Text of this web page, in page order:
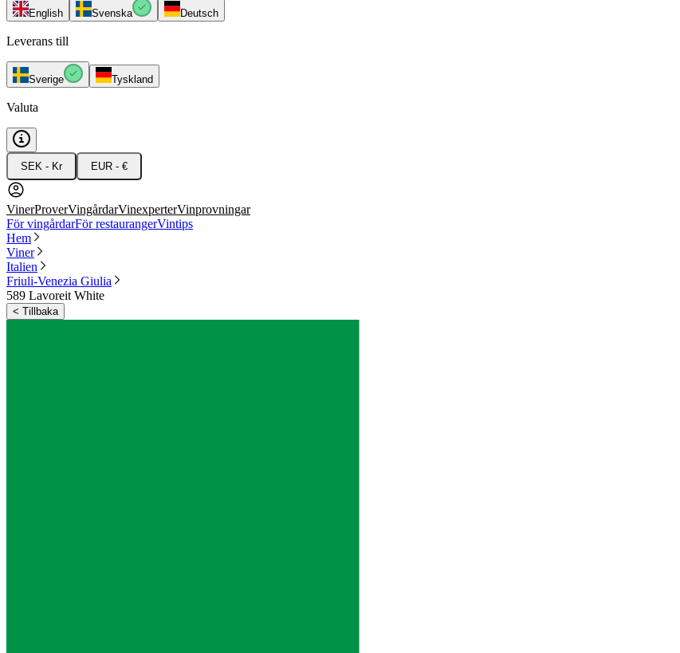
English Svenska Deutsch
Leverans till
Sverige Tyskland
Valuta
SEK - Kr EUR - €
VinerProverVingårdarVinexperterVinprovningar
För vingårdarFör restaurangerVintips
Hem
Viner
Italien
Friuli-Venezia Giulia
589 Lavoreit White
< Tillbaka